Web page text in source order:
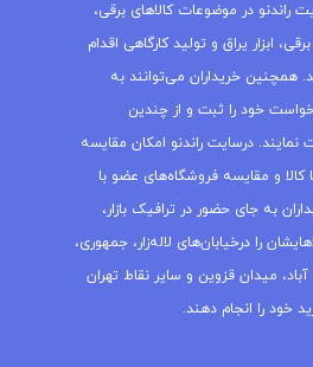
در موضوعات کالاهای برقی،
ابزار یراق و تولید کارگاهی اقدام
خریداران می‌توانند به
خود را ثبت و از چندین
درسایت راندنو امکان مقایسه
کالا و مقایسه فروشگاه‌های عضو با
به جای حضور در ترافیک بازار،
را درخیابان‌های لاله‌زار، جمهوری،
میدان قزوین و سایر نقاط تهران
خود را انجام دهند.